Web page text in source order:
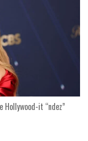
it “ndez”